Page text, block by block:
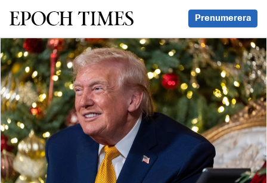
Svenska Epoch Times Prenumerera